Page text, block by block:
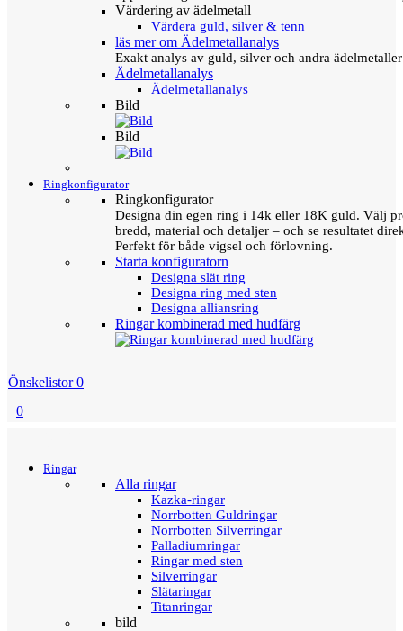
Värdering av ädelmetall
Värdera guld, silver & tenn
läs mer om Ädelmetallanalys
Exakt analys av guld, silver och andra
Ädelmetallanalys
Ädelmetallanalys
Bild
Bild
Ringkonfigurator
Ringkonfigurator
Designa din egen ring i 14k eller 18K guld. Välj
bredd, material och detaljer – och se resultatet
Perfekt för både vigsel och förlovning.
Starta konfiguratorn
Designa slät ring
Designa ring med sten
Designa alliansring
Ringar kombinerad med hudfärg
Önskelistor 0
0
Ringar
Alla ringar
Kazka-ringar
Norrbotten Guldringar
Norrbotten Silverringar
Palladiumringar
Ringar med sten
Silverringar
Slätaringar
Titanringar
bild